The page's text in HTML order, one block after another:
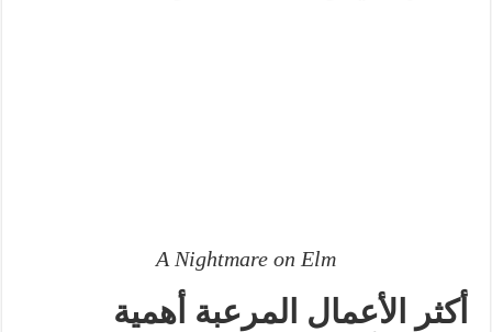
A Nightmare on Elm
أكثر الأعمال المرعبة أهمية